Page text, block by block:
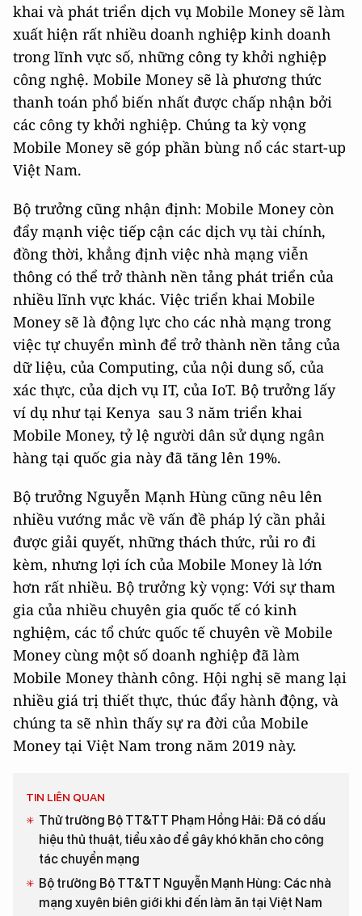
khai và phát triển dịch vụ Mobile Money sẽ làm
xuất hiện rất nhiều doanh nghiệp kinh doanh
trong lĩnh vực số, những công ty khởi nghiệp
công nghệ. Mobile Money sẽ là phương thức
thanh toán phổ biến nhất được chấp nhận bởi
các công ty khởi nghiệp. Chúng ta kỳ vọng
Mobile Money sẽ góp phần bùng nổ các start-up
Việt Nam.
Bộ trưởng cũng nhận định: Mobile Money còn
đẩy mạnh việc tiếp cận các dịch vụ tài chính,
đồng thời, khẳng định việc nhà mạng viễn
thông có thể trở thành nền tảng phát triển của
nhiều lĩnh vực khác. Việc triển khai Mobile
Money sẽ là động lực cho các nhà mạng trong
việc tự chuyển mình để trở thành nền tảng của
dữ liệu, của Computing, của nội dung số, của
xác thực, của dịch vụ IT, của IoT. Bộ trưởng lấy
ví dụ như tại Kenya sau 3 năm triển khai
Mobile Money, tỷ lệ người dân sử dụng ngân
hàng tại quốc gia này đã tăng lên 19%.
Bộ trưởng Nguyễn Mạnh Hùng cũng nêu lên
nhiều vướng mắc về vấn đề pháp lý cần phải
được giải quyết, những thách thức, rủi ro đi
kèm, nhưng lợi ích của Mobile Money là lớn
hơn rất nhiều. Bộ trưởng kỳ vọng: Với sự tham
gia của nhiều chuyên gia quốc tế có kinh
nghiệm, các tổ chức quốc tế chuyên về Mobile
Money cùng một số doanh nghiệp đã làm
Mobile Money thành công. Hội nghị sẽ mang lại
nhiều giá trị thiết thực, thúc đẩy hành động, và
chúng ta sẽ nhìn thấy sự ra đời của Mobile
Money tại Việt Nam trong năm 2019 này.
TIN LIÊN QUAN
Thử trưởng Bộ TT&TT Phạm Hồng Hải: Đã có dấu
hiệu thủ thuật, tiểu xảo để gây khó khăn cho công
tác chuyển mạng
Bộ trưởng Bộ TT&TT Nguyễn Mạnh Hùng: Các nhà
mạng xuyên biên giới khi đến làm ăn tại Việt Nam